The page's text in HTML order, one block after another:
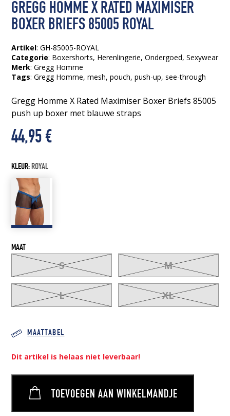
GREGG HOMME X RATED MAXIMISER
BOXER BRIEFS 85005 ROYAL
Artikel: GH-85005-ROYAL
Categorie: Boxershorts, Herenlingerie,Ondergoed,Sexywear
Merk: Gregg Homme
Tags:Gregg Homme, mesh, pouch, push-up, see-through
Gregg Homme X Rated Maximiser Boxer Briefs 85005
push up boxer met blauwe straps
44,95€
KLEUR:ROYAL
MAAT
S M
L XL
MAATTABEL
Dit artikel is helaas niet leverbaar!
TOEVOEGEN AAN WINKELMANDJE